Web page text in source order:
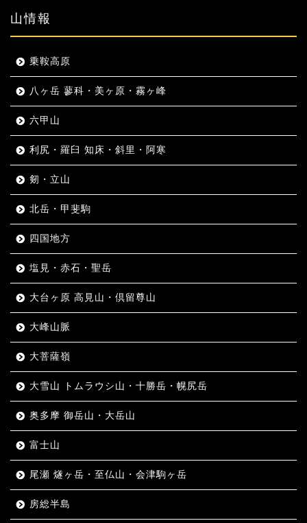
山情報
乗鞍高原
八ヶ岳 蓼科・美ヶ原・霧ヶ峰
六甲山
利尻・羅臼 知床・斜里・阿寒
剱・立山
北岳・甲斐駒
四国地方
塩見・赤石・聖岳
大台ヶ原 高見山・倶留尊山
大峰山脈
大菩薩嶺
大雪山 トムラウシ山・十勝岳・幌尻岳
奥多摩 御岳山・大岳山
富士山
尾瀬 燧ヶ岳・至仏山・会津駒ヶ岳
房総半島